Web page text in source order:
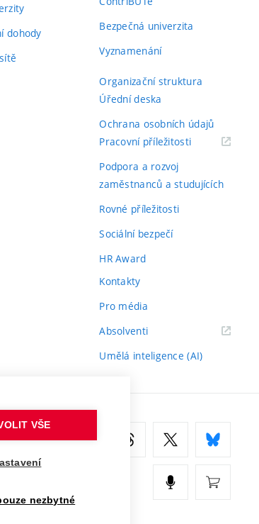
dohody
Bezpečná univerzita
Vyznamenání
Organizační struktura
Úřední deska
Ochrana osobních údajů
Pracovní příležitosti(externí
Podpora a rozvoj
zaměstnanců a studujících
Rovné příležitosti
Sociální bezpečí
HR Award
Kontakty
Pro média
Absolventi(externí
Umělá inteligence (AI)
VŠE
nezbytné